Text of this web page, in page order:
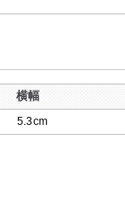
横幅
5.3cm